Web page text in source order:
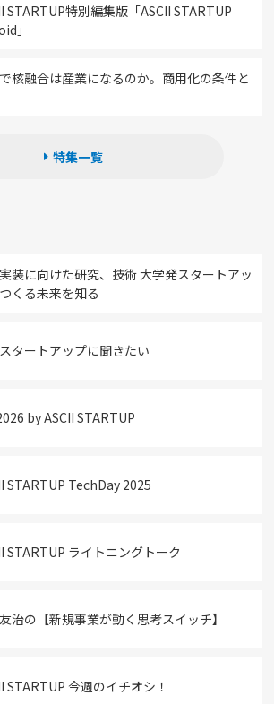
STARTUP特別編集版「ASCII STARTUP
」
核融合は産業になるのか。商用化の条件と
特集一覧
装に向けた研究、技術 大学発スタートアッ
くる未来を知る
タートアップに聞きたい
by ASCII STARTUP
STARTUP TechDay 2025
STARTUP ライトニングトーク
治の【新規事業が動く思考スイッチ】
STARTUP 今週のイチオシ！